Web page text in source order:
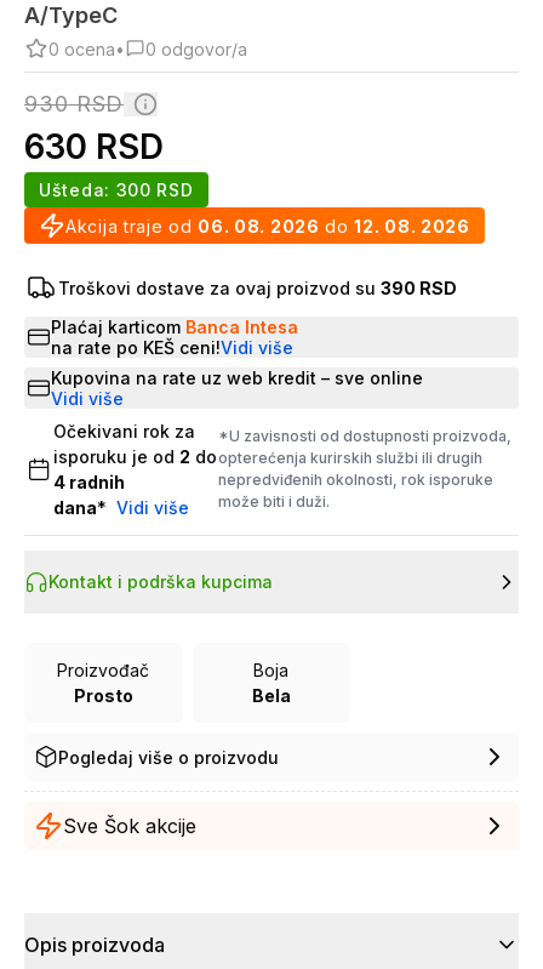
A/TypeC
0 ocena• 0 odgovor/a
930RSD
630 RSD
Akcija traje od 06. 08. 2026 do 12. 08. 2026
Ušteda: 300 RSD
Troškovi dostave za ovaj proizvod su 390 RSD
Plaćaj karticom Banca Intesa
na rate po KEŠ ceni!Vidi više
Kupovina na rate uz web kredit – sve online
Vidi više
Očekivani rok za
isporuku je od 2 do
4 radnih
dana* Vidi više
*U zavisnosti od dostupnosti proizvoda,
opterećenja kurirskih službi ili drugih
nepredviđenih okolnosti, rok isporuke
može biti i duži.
Kontakt i podrška kupcima
Proizvođač
Prosto
Boja
Bela
Pogledaj više o proizvodu
Sve Šok akcije
Opis proizvoda